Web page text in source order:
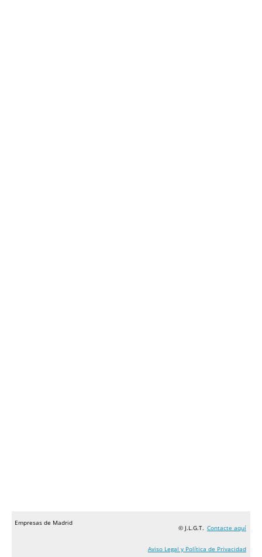
Empresas de Madrid
© J.L.G.T. Contacte aquí
Aviso Legal y Política de Privacidad